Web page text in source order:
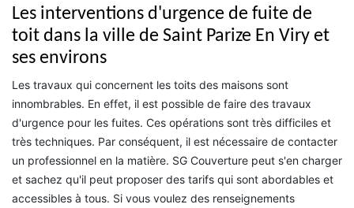
Les interventions d'urgence de fuite de
toit dans la ville de Saint Parize En Viry et
ses environs
Les travaux qui concernent les toits des maisons sont
innombrables. En effet, il est possible de faire des travaux
d'urgence pour les fuites. Ces opérations sont très difficiles et
très techniques. Par conséquent, il est nécessaire de contacter
un professionnel en la matière. SG Couverture peut s'en charger
et sachez qu'il peut proposer des tarifs qui sont abordables et
accessibles à tous. Si vous voulez des renseignements